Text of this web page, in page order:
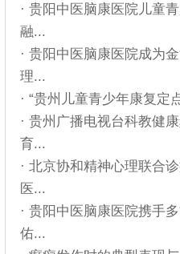
· 贵阳中医脑康医院儿童
融...
· 贵阳中医脑康医院成为
理...
· “贵州儿童青少年康复定
· 贵州广播电视台科教健
育...
· 北京协和精神心理联合
医...
· 贵阳中医脑康医院携手
佑...